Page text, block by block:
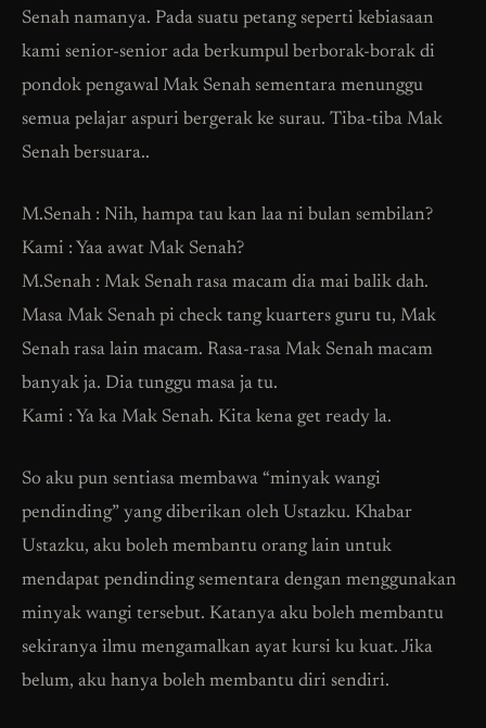
Senah namanya. Pada suatu petang seperti kebiasaan
kami senior-senior ada berkumpul berborak-borak di
pondok pengawal Mak Senah sementara menunggu
semua pelajar aspuri bergerak ke surau. Tiba-tiba Mak
Senah bersuara..
M.Senah : Nih, hampa tau kan laa ni bulan sembilan?
Kami : Yaa awat Mak Senah?
M.Senah : Mak Senah rasa macam dia mai balik dah.
Masa Mak Senah pi check tang kuarters guru tu, Mak
Senah rasa lain macam. Rasa-rasa Mak Senah macam
banyak ja. Dia tunggu masa ja tu.
Kami : Ya ka Mak Senah. Kita kena get ready la.
So aku pun sentiasa membawa “minyak wangi
pendinding” yang diberikan oleh Ustazku. Khabar
Ustazku, aku boleh membantu orang lain untuk
mendapat pendinding sementara dengan menggunakan
minyak wangi tersebut. Katanya aku boleh membantu
sekiranya ilmu mengamalkan ayat kursi ku kuat. Jika
belum, aku hanya boleh membantu diri sendiri.